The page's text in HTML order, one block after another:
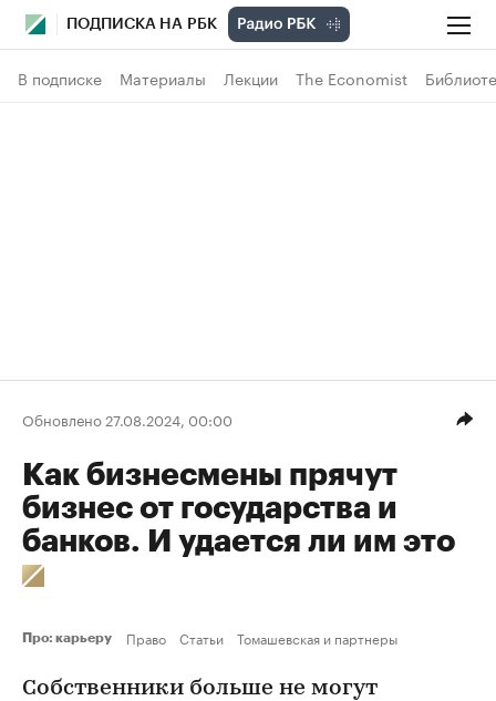
ПОДПИСКА НА РБК
В подписке Материалы Лекции The Economist
Обновлено 27.08.2024, 00:00
Как бизнесмены прячут
бизнес от государства и
банков. И удается ли им это
Про: карьеру Право Статьи Томашевская и партнеры
Собственники больше не могут